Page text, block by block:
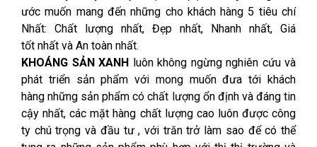
ước muốn mang đến những cho khách hàng 5 tiêu chí
Nhất: Chất lượng nhất, Đẹp nhất, Nhanh nhất, Giá
tốt nhất và An toàn nhất.
KHOÁNG SẢN XANH
luôn không ngừng nghiên cứu và
phát triển sản phẩm với mong muốn đưa tới khách
hàng những sản phẩm có chất lượng ổn định và đáng tin
cậy nhất, các mặt hàng chất lượng cao luôn được công
ty chú trọng và đầu tư , với trăn trở làm sao để có thể